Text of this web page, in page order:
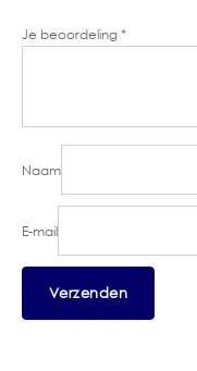
Je beoordeling*
Naam
E-mail